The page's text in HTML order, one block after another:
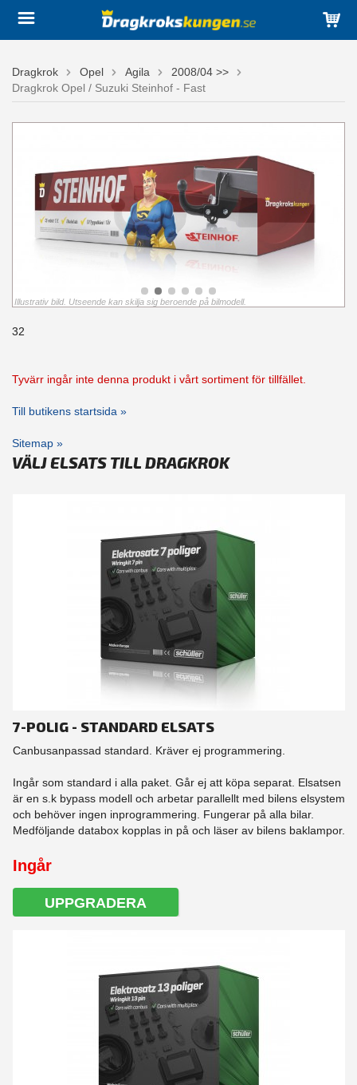
Dragkrok Opel Agila
2008/04 >>
Dragkrok Opel / Suzuki Steinhof - Fast
Illustrativ bild. Utseende kan skilja sig beroende på bilmodell.
32
Tyvärr ingår inte denna produkt i vårt sortiment för tillfället.
Till butikens startsida »
Sitemap »
VÄLJ ELSATS TILL DRAGKROK
7-POLIG - STANDARD ELSATS
Canbusanpassad standard. Kräver ej programmering.
Ingår som standard i alla paket. Går ej att köpa separat. Elsatsen
är en s.k bypass modell och arbetar parallellt med bilens elsystem
och behöver ingen inprogrammering. Fungerar på alla bilar.
Medföljande databox kopplas in på och läser av bilens baklampor.
Ingår
UPPGRADERA